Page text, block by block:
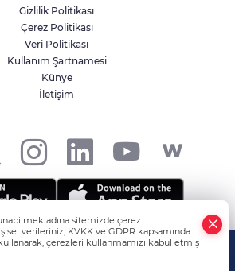
kaza yapan otomobil alev
Gizlilik Politikası
Çerez Politikası
Veri Politikası
Kullanım Şartnamesi
Künye
İletişim
-HABER YAZILIMIve TURKTICARET.NET
2006-2026 Tüm hakları saklıdır.
adına sitemizde çerez
verileriniz, KVKK ve GDPR kapsamında
çerezleri kullanmamızı kabul etmiş